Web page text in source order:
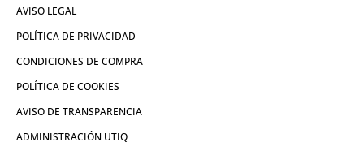
AVISO LEGAL
POLÍTICA DE PRIVACIDAD
CONDICIONES DE COMPRA
POLÍTICA DE COOKIES
AVISO DE TRANSPARENCIA
ADMINISTRACIÓN UTIQ